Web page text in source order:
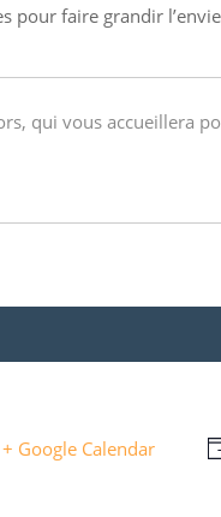
pour faire grandir
qui vous accueillera
+ Google Calendar